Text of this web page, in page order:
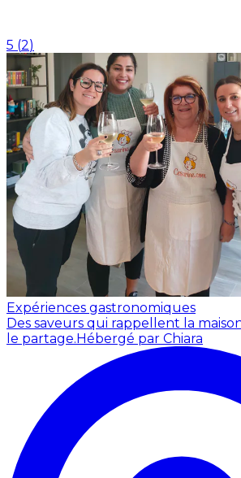
5 (2)
Expériences gastronomiques
Des saveurs qui rappellent la
le partage.Hébergé par Chiara